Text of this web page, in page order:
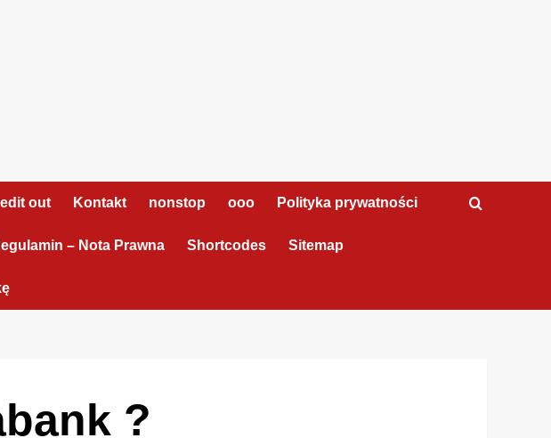
out Kontakt nonstop ooo Polityka prywatności
– Nota Prawna Shortcodes Sitemap
?